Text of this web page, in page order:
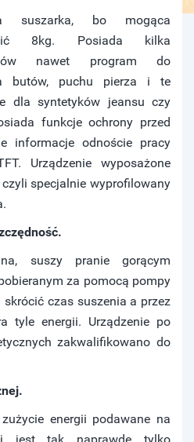
suszarka, bo mogąca
8kg. Posiada kilka
nawet program do
butów, puchu pierza i te
dla syntetyków jeansu czy
funkcje ochrony przed
informacje odnoście pracy
Urządzenie wyposażone
specjalnie wyprofilowany
suszy pranie gorącym
za pomocą pompy
czas suszenia a przez
tyle energii. Urządzenie po
zakwalifikowano do
energii podawane na